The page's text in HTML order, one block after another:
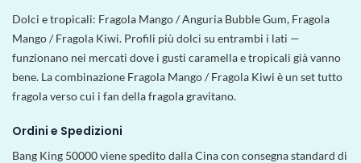
Dolci e tropicali: Fragola Mango / Anguria Bubble Gum, Fragola
Mango / Fragola Kiwi. Profili più dolci su entrambi i lati —
funzionano nei mercati dove i gusti caramella e tropicali già vanno
bene. La combinazione Fragola Mango / Fragola Kiwi è un set tutto
fragola verso cui i fan della fragola gravitano.
Ordini e Spedizioni
Bang King 50000 viene spedito dalla Cina con consegna standard di